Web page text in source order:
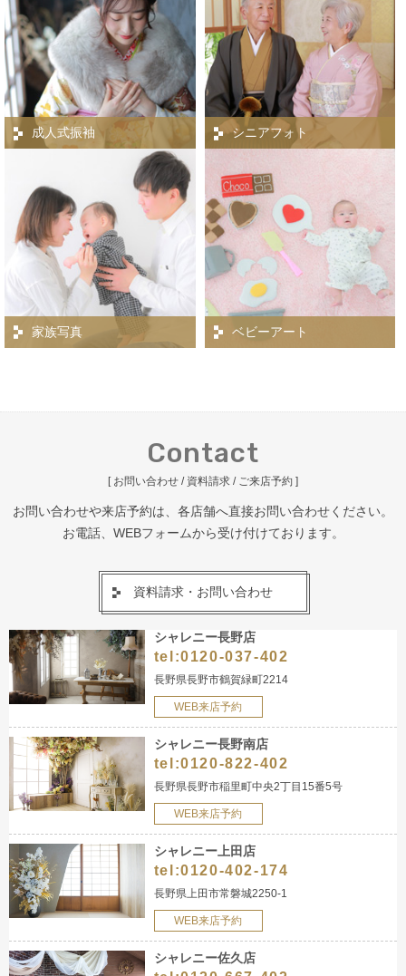
成人式振袖 シニアフォト
家族写真 ベビーアート
Contact
[ お問い合わせ / 資料請求 / ご来店予約 ]
お問い合わせや来店予約は、各店舗へ直接お問い合わせください。
お電話、WEBフォームから受け付けております。
資料請求・お問い合わせ
シャレニー長野店
tel:0120-037-402
長野県長野市鶴賀緑町2214
WEB来店予約
シャレニー長野南店
tel:0120-822-402
長野県長野市稲里町中央2丁目15番5号
WEB来店予約
シャレニー上田店
tel:0120-402-174
長野県上田市常磐城2250-1
WEB来店予約
シャレニー佐久店